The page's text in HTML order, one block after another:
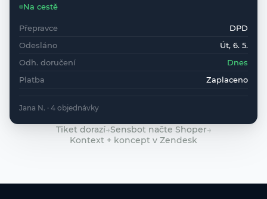
Na cestě
Přepravce
DPD
Odesláno
Út, 6. 5.
Odh. doručení
Dnes
Platba
Zaplaceno
Jana N. · 4 objednávky
Tiket dorazí→Sensbot načte Shoper→
Kontext + koncept v Zendesk